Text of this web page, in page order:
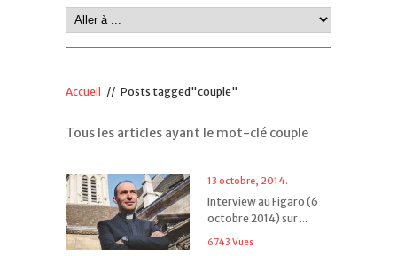
Accueil // Posts tagged"couple"
Tous les articles ayant le mot-clé couple
13 octobre, 2014.
Interview au Figaro (6
octobre 2014) sur ...
6743 Vues